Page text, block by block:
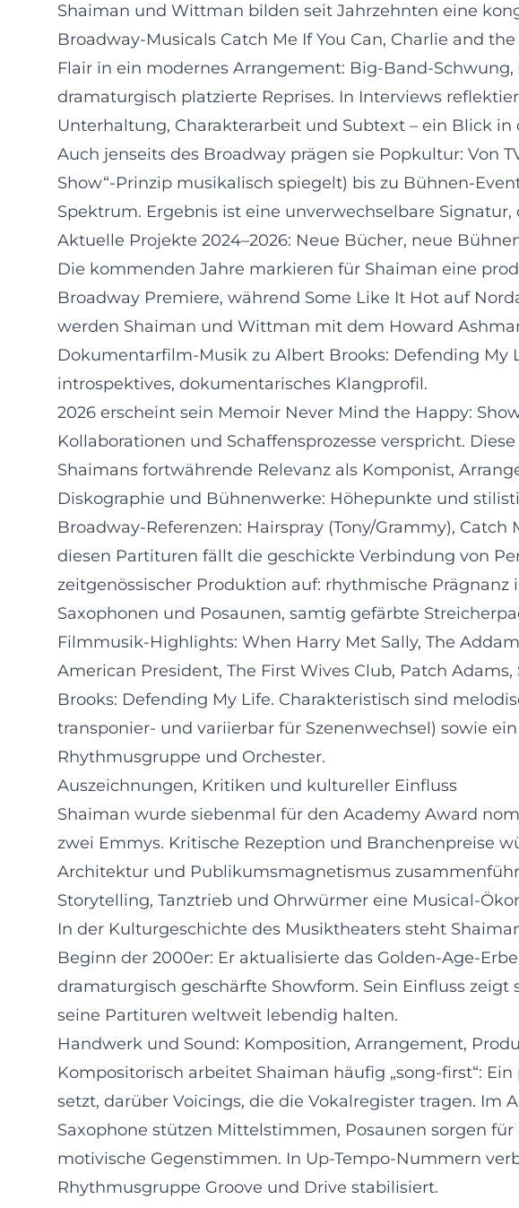
Shaiman und Wittman bilden seit Jahrzehnten eine
Broadway-Musicals Catch Me If You Can, Charlie and
Flair in ein modernes Arrangement: Big-Band-
dramaturgisch platzierte Reprises. In Interviews
Unterhaltung, Charakterarbeit und Subtext – ein Blick
Auch jenseits des Broadway prägen sie Popkultur: Von
Show“-Prinzip musikalisch spiegelt) bis zu Bühnen-
Spektrum. Ergebnis ist eine unverwechselbare
Aktuelle Projekte 2024–2026: Neue Bücher, neue
Die kommenden Jahre markieren für Shaiman eine
Broadway Premiere, während Some Like It Hot auf
werden Shaiman und Wittman mit dem Howard
Dokumentarfilm-Musik zu Albert Brooks: Defending
introspektives, dokumentarisches Klangprofil.
2026 erscheint sein Memoir Never Mind the Happy:
Kollaborationen und Schaffensprozesse verspricht.
Shaimans fortwährende Relevanz als Komponist,
Diskographie und Bühnenwerke: Höhepunkte und
Broadway-Referenzen: Hairspray (Tony/Grammy),
diesen Partituren fällt die geschickte Verbindung von
zeitgenössischer Produktion auf: rhythmische
Saxophonen und Posaunen, samtig gefärbte
Filmmusik-Highlights: When Harry Met Sally, The
American President, The First Wives Club, Patch
Brooks: Defending My Life. Charakteristisch sind
transponier- und variierbar für Szenenwechsel) sowie
Rhythmusgruppe und Orchester.
Auszeichnungen, Kritiken und kultureller Einfluss
Shaiman wurde siebenmal für den Academy Award
zwei Emmys. Kritische Rezeption und Branchenpreise
Architektur und Publikumsmagnetismus
Storytelling, Tanztrieb und Ohrwürmer eine Musical-
In der Kulturgeschichte des Musiktheaters steht
Beginn der 2000er: Er aktualisierte das Golden-Age-
dramaturgisch geschärfte Showform. Sein Einfluss
seine Partituren weltweit lebendig halten.
Handwerk und Sound: Komposition, Arrangement,
Kompositorisch arbeitet Shaiman häufig „song-first“:
setzt, darüber Voicings, die die Vokalregister tragen.
Saxophone stützen Mittelstimmen, Posaunen sorgen
motivische Gegenstimmen. In Up-Tempo-Nummern
Rhythmusgruppe Groove und Drive stabilisiert.